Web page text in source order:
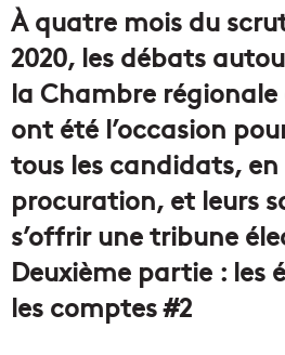
À quatre mois du
2020, les débats
la Chambre
ont été l’occasion
tous les candidats,
procuration, et leurs
s’offrir une tribune
Deuxième partie : les
les comptes #2